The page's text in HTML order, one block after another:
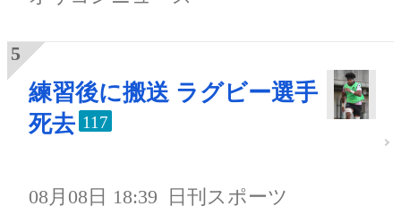
練習後に搬送 ラグビー選手
死去 117
08月08日 18:39 日刊スポーツ